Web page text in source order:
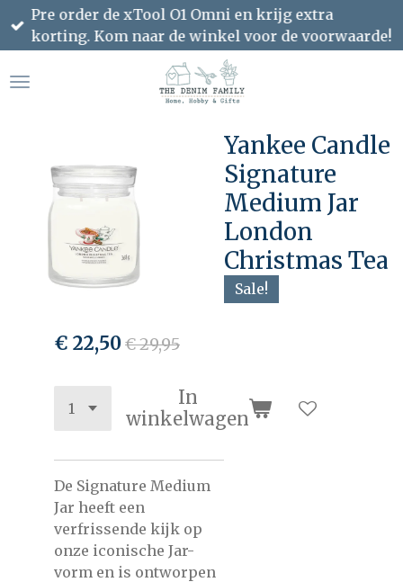
Ga
direct
de
Pre order de xTool O1 Omni en krijg extra
korting. Kom naar de winkel voor de voorwaarde!
Yankee Candle
Signature
Medium Jar
London
Christmas Tea
Sale!
€ 22,50€ 29,95
In
winkelwagen
De Signature Medium
Jar heeft een
verfrissende kijk op
onze iconische Jar-
vorm en is ontworpen